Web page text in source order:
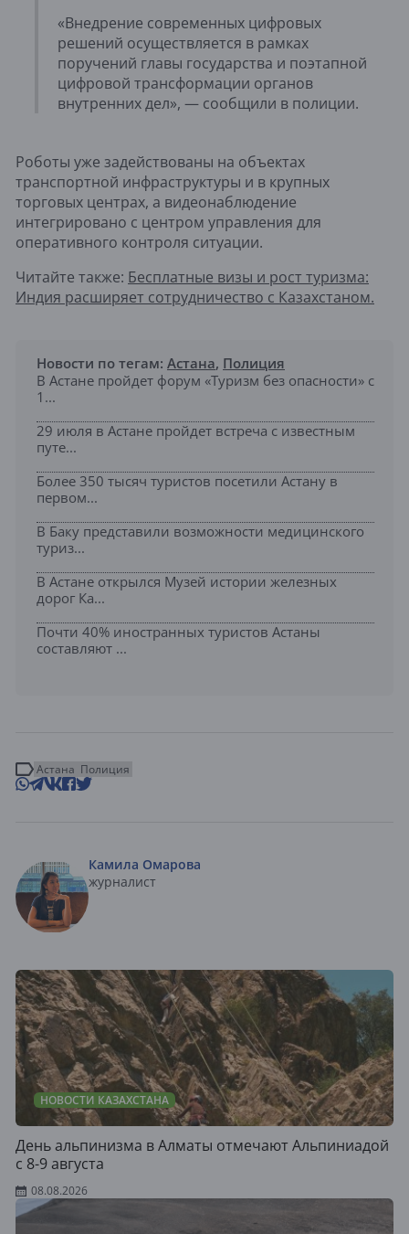
«Внедрение современных цифровых
решений осуществляется в рамках
поручений главы государства и поэтапной
цифровой трансформации органов
внутренних дел», — сообщили в полиции.
Роботы уже задействованы на объектах
транспортной инфраструктуры и в крупных
торговых центрах, а видеонаблюдение
интегрировано с центром управления для
оперативного контроля ситуации.
Читайте также: Бесплатные визы и рост туризма:
Индия расширяет сотрудничество с Казахстаном.
Новости по тегам: Астана, Полиция
В Астане пройдет форум «Туризм без опасности» с
1...
29 июля в Астане пройдет встреча с известным
путе...
Более 350 тысяч туристов посетили Астану в
первом...
В Баку представили возможности медицинского
туриз...
В Астане открылся Музей истории железных
дорог Ка...
Почти 40% иностранных туристов Астаны
составляют ...
Астана Полиция
Камила Омарова
журналист
НОВОСТИ КАЗАХСТАНА
День альпинизма в Алматы отмечают Альпиниадой
с 8-9 августа
08.08.2026